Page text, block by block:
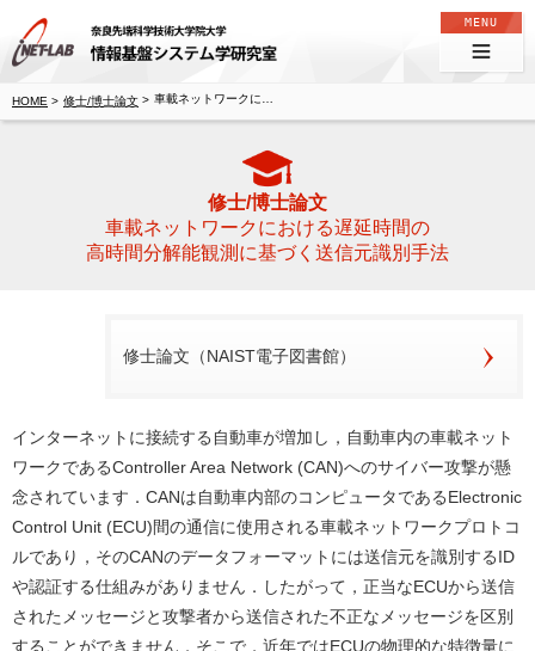
奈良先端科学技術大学院大学 情報基盤システム学研究室
修士/博士論文
車載ネットワークにおける遅延時間の
高時間分解能観測に基づく送信元識別手法
修士論文（NAIST電子図書館）
インターネットに接続する自動車が増加し，自動車内の車載ネット
ワークであるController Area Network (CAN)へのサイバー攻撃が懸
念されています．CANは自動車内部のコンピュータであるElectronic
Control Unit (ECU)間の通信に使用される車載ネットワークプロトコ
ルであり，そのCANのデータフォーマットには送信元を識別するID
や認証する仕組みがありません．したがって，正当なECUから送信
されたメッセージと攻撃者から送信された不正なメッセージを区別
することができません．そこで，近年ではECUの物理的な特徴量に
修士/博士論文